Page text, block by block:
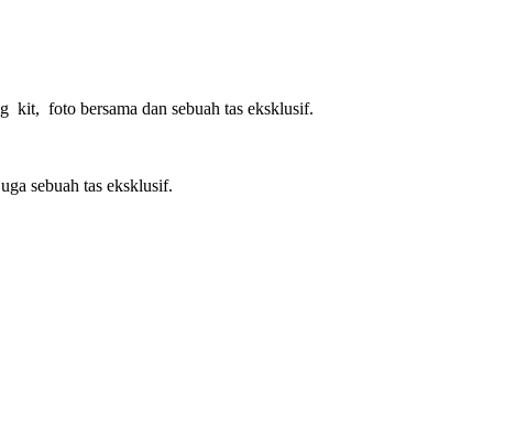
kit, foto bersama dan sebuah tas eksklusif.
sebuah tas eksklusif.